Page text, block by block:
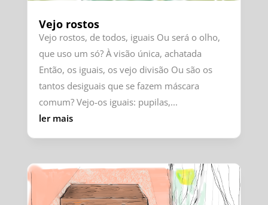
Vejo rostos
Vejo rostos, de todos, iguais Ou será o olho,
que uso um só? À visão única, achatada
Então, os iguais, os vejo divisão Ou são os
tantos desiguais que se fazem máscara
comum? Vejo-os iguais: pupilas,...
ler mais